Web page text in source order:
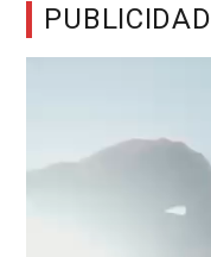
PUBLICIDAD